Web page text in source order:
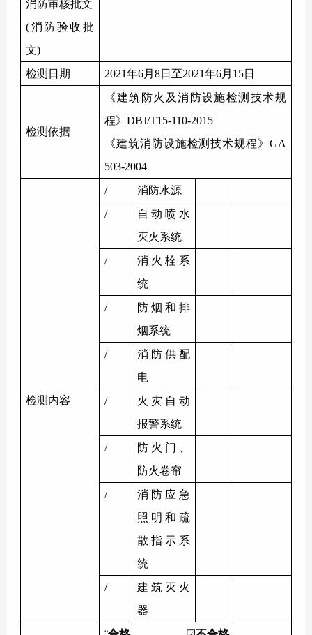
消防审核批文
(消防验收批
文)
检测日期
2021年6月8日至2021年6月15日
检测依据
《建筑防火及消防设施检测技术规
程》DBJ/T15-110-2015
《建筑消防设施检测技术规程》 GA
503-2004
检测内容
/
消防水源
/
自动喷水
灭火系统
/
消火栓系
统
/
防烟和排
烟系统
/
消防供配
电
/
火灾自动
报警系统
/
防火门、
防火卷帘
/
消防应急
照明和疏
散指示系
统
/
建筑灭火
器